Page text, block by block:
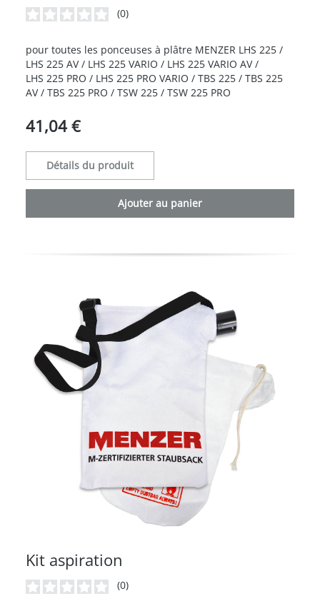
(0)
pour toutes les ponceuses à plâtre MENZER LHS 225 /
LHS 225 AV / LHS 225 VARIO / LHS 225 VARIO AV /
LHS 225 PRO / LHS 225 PRO VARIO / TBS 225 / TBS 225
AV / TBS 225 PRO / TSW 225 / TSW 225 PRO
41,04 €
Détails du produit
Ajouter au panier
Kit aspiration
(0)